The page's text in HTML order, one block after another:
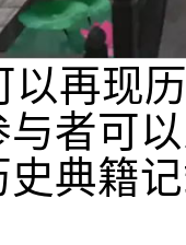
以再现
者可
典籍